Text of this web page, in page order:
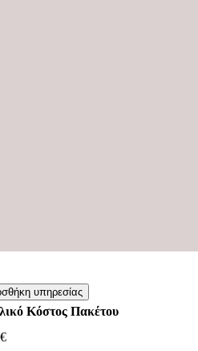
υπηρεσίας
Κόστος Πακέτου
€